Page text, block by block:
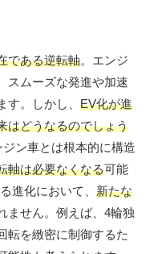
である逆転軸。エンジ
スムーズな発進や加速
。しかし、 EV化が進
はどうなるのでしょう
ン車とは根本的に構造
軸は必要なくなる可能
進化において、 新たな
ません。例えば、4輪独
転を緻密に制御するた